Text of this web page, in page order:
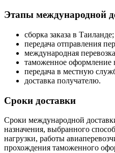
Этапы международной
сборка заказа в Таиланде;
передача отправления
международная
таможенное оформление
передача в местную
доставка получателю.
Сроки доставки
Сроки международной
назначения, выбранного
нагрузки, работы
прохождения таможенного